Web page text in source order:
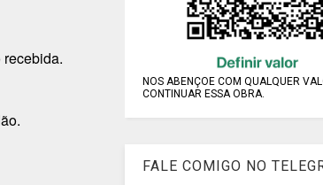
NOS ABENÇOE COM QUALQUER
CONTINUAR ESSA OBRA.
FALE COMIGO NO